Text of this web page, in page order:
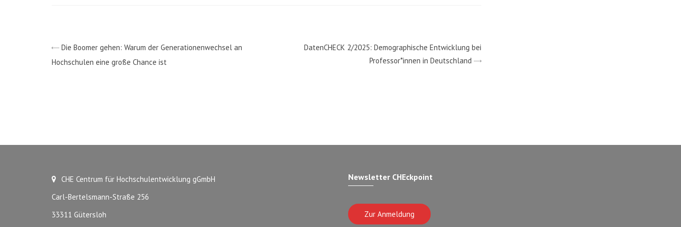
Die Boomer gehen: Warum der Generationenwechsel an
Hochschulen eine große Chance ist
DatenCHECK 2/2025: Demographische Entwicklung bei
Professor*innen in Deutschland
CHE Centrum für Hochschulentwicklung gGmbH
Carl-Bertelsmann-Straße 256
33311 Gütersloh
Newsletter CHEckpoint
Zur Anmeldung